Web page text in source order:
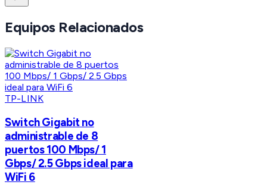
Equipos Relacionados
TP-LINK
Switch Gigabit no
administrable de 8
puertos 100 Mbps/ 1
Gbps/ 2.5 Gbps ideal para
WiFi 6